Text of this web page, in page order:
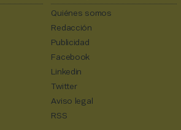
Quiénes somos
Redacción
Publicidad
Facebook
Linkedin
Twitter
Aviso legal
RSS